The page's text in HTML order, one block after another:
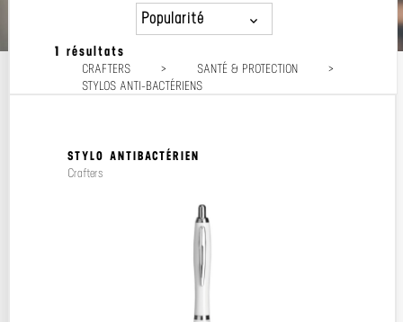
1 résultats
CRAFTERS > SANTÉ & PROTECTION
>
STYLOS ANTI-BACTÉRIENS
Popularité
Prix décroissant
Prix croissant
STYLO ANTIBACTÉRIEN
Crafters